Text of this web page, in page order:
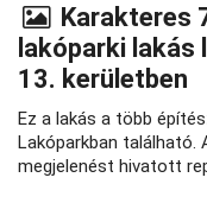
Karakteres
lakóparki lakás
13. kerületben
Ez a lakás a több
Lakóparkban található.
megjelenést hivatott